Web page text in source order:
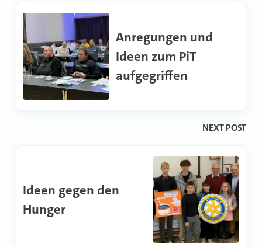
Anregungen und
Ideen zum PiT
aufgegriffen
NEXT POST
Ideen gegen den
Hunger